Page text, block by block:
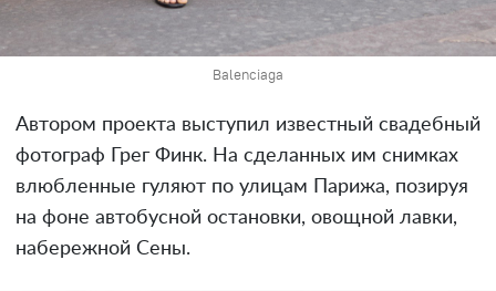
Balenciaga
Автором проекта выступил известный свадебный
фотограф Грег Финк. На сделанных им снимках
влюбленные гуляют по улицам Парижа, позируя
на фоне автобусной остановки, овощной лавки,
набережной Сены.